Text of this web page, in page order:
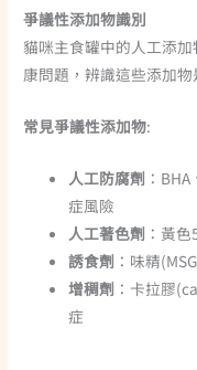
爭議性添加物識別
貓咪主食罐中的人工添
康問題，辨識這些添加
常見爭議性添加物:
人工防腐劑 ：
症風險
人工著色劑 ：黃
誘食劑 ：味精
增稠劑 ：卡拉膠
症